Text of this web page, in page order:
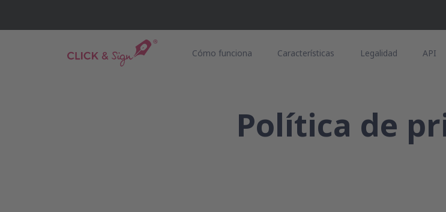
Cómo funciona Características Legalidad API
Política de